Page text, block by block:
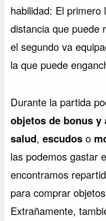
habilidad: El
distancia que puede
el segundo va
la que puede
Durante la partida
objetos de bonus y
salud,escudos o
las podemos gastar
encontramos
para comprar
Extrañamente,